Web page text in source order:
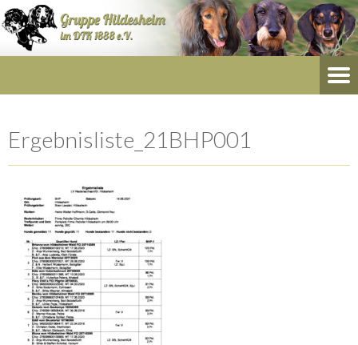
Ergebnisliste_21BHP001